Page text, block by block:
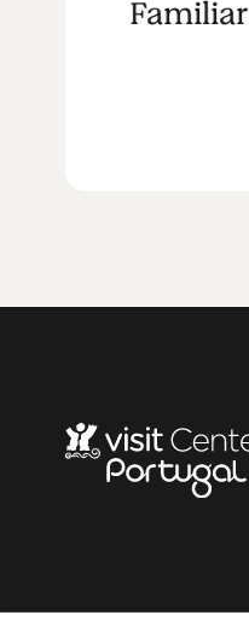
Familiar